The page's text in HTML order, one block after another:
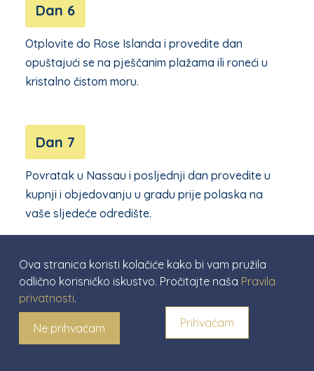
Dan 6
Otplovite do Rose Islanda i provedite dan
opuštajući se na pješčanim plažama ili roneći u
kristalno čistom moru.
Dan 7
Povratak u Nassau i posljednji dan provedite u
kupnji i objedovanju u gradu prije polaska na
vaše sljedeće odredište.
Bahamima, a postoji mnogo drugih otoka i
aktivnosti koje možete izabrati. Ljepota jedrenja
je u tome što možete prilagoditi svoje putovanje
vlastitim interesima i preferencijama.
Ova stranica koristi kolačiće kako bi vam pružila
odlično korisničko iskustvo. Pročitajte naša Pravila
privatnosti.
Ne prihvaćam Prihvaćam